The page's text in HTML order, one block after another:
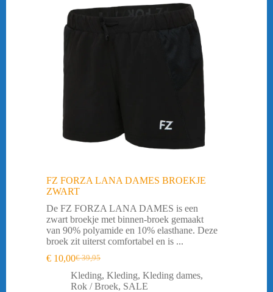
FZ FORZA LANA DAMES BROEKJE
ZWART
De FZ FORZA LANA DAMES is een
zwart broekje met binnen-broek gemaakt
van 90% polyamide en 10% elasthane. Deze
broek zit uiterst comfortabel en is ...
€39,95
Oorspronkelijke
prijs
was:
€ 10,00Huidige
prijs
is:
Kleding, Kleding, Kleding dames,
Rok / Broek, SALE